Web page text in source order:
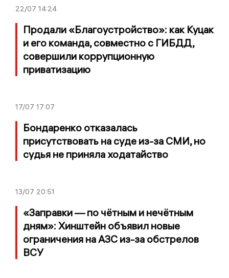
22/07 14:24
Продали «Благоустройство»: как Куцак
и его команда, совместно с ГИБДД,
совершили коррупционную
приватизацию
17/07 17:07
Бондаренко отказалась
присутствовать на суде из-за СМИ, но
судья не приняла ходатайство
13/07 20:51
«Заправки — по чётным и нечётным
дням»: Хинштейн объявил новые
ограничения на АЗС из-за обстрелов
ВСУ